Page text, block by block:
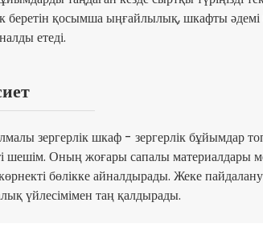
беретін қосымша ыңғайлылық, шкафты әдемі
етеді.
зергерлік шкаф - зергерлік бұйымдар
шешім. Оның жоғары сапалы материалдары
бөлікке айналдырады. Жеке
үйлесімімен таң қалдырады.